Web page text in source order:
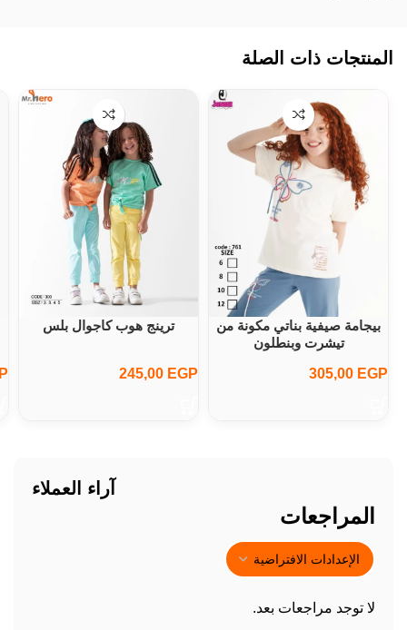
المنتجات ذات الصلة
بيجامة صيفية بناتي مكونة من
تيشرت وبنطلون
305,00 EGP
ترينج هوب كاجوال بلس
245,00 EGP
آراء العملاء
المراجعات
لا توجد مراجعات بعد.